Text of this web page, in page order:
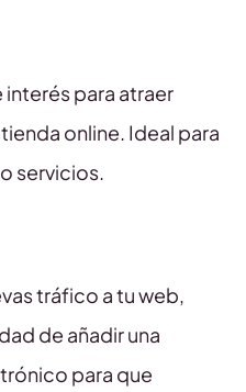
para atraer
online. Ideal para
servicios.
tráfico a tu web,
de añadir una
para que